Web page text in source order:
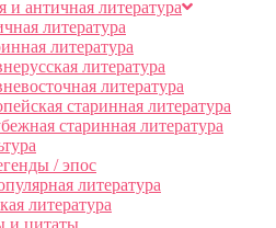
и античная литература
литература
литература
литература
литература
старинная литература
старинная литература
/ эпос
литература
литература
и цитаты